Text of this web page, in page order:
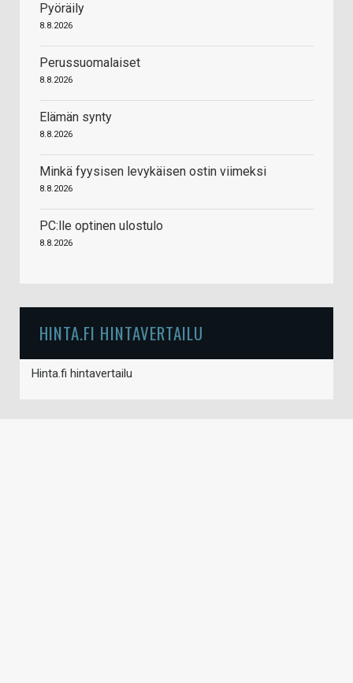
Pyöräily
8.8.2026
Perussuomalaiset
8.8.2026
Elämän synty
8.8.2026
Minkä fyysisen levykäisen ostin viimeksi
8.8.2026
PC:lle optinen ulostulo
8.8.2026
HINTA.FI HINTAVERTAILU
Hinta.fi hintavertailu